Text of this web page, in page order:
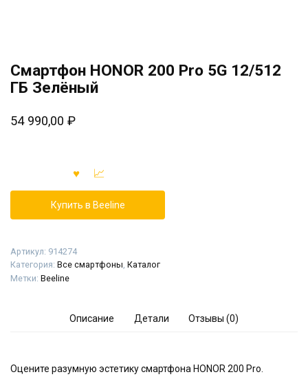
Смартфон HONOR 200 Pro 5G 12/512
ГБ Зелёный
54 990,00 ₽
Купить в Beeline
Артикул: 914274
Категория: Все смартфоны, Каталог
Метки: Beeline
Описание Детали Отзывы (0)
Оцените разумную эстетику смартфона HONOR 200 Pro.